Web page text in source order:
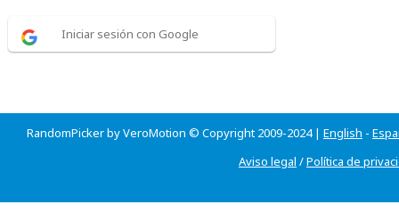
Iniciar sesión con Google
RandomPicker by VeroMotion © Copyright 2009-2024 | English -
Aviso legal /Política de